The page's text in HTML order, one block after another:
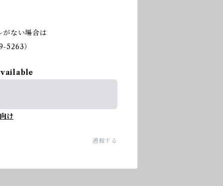
ない場合は
5263）
け
通報する